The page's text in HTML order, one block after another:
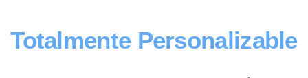
Totalmente Personalizable